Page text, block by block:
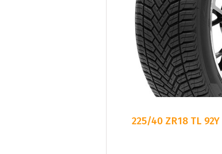
225/40 ZR18 TL 92Y